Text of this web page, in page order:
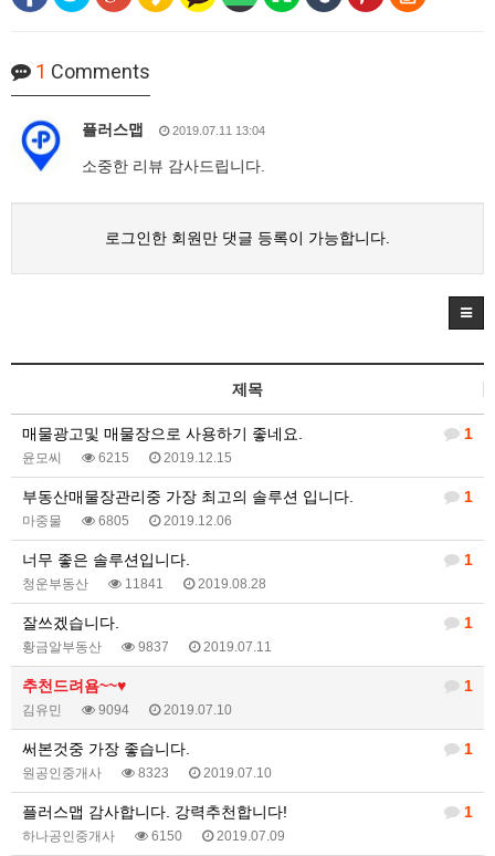
1 Comments
플러스맵 2019.07.11 13:04
소중한 리뷰 감사드립니다.
로그인한 회원만 댓글 등록이 가능합니다.
제목
1
매물광고및 매물장으로 사용하기 좋네요.
윤모씨 6215 2019.12.15
1
부동산매물장관리중 가장 최고의 솔루션 입니다.
마중물 6805 2019.12.06
1
너무 좋은 솔루션입니다.
청운부동산 11841 2019.08.28
1
잘쓰겠습니다.
황금알부동산 9837 2019.07.11
1
추천드려욤~~♥
김유민 9094 2019.07.10
1
써본것중 가장 좋습니다.
원공인중개사 8323 2019.07.10
1
플러스맵 감사합니다. 강력추천합니다!
하나공인중개사 6150 2019.07.09